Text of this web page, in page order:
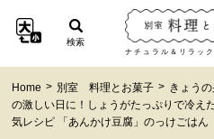
ナチュラル＆リラッ
検索
Home > 別室 料理とお菓子 > きょう
の激しい日に！しょうがたっぷりで冷え
気レシピ 「あんかけ豆腐」のっけごはん